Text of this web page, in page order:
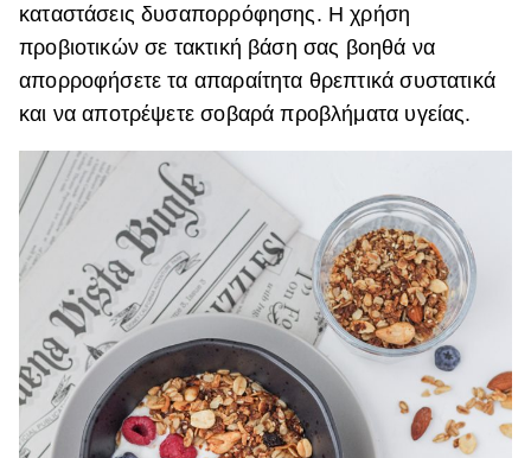
καταστάσεις δυσαπορρόφησης. Η χρήση
προβιοτικών σε τακτική βάση σας βοηθά να
απορροφήσετε τα απαραίτητα θρεπτικά συστατικά
και να αποτρέψετε σοβαρά προβλήματα υγείας.